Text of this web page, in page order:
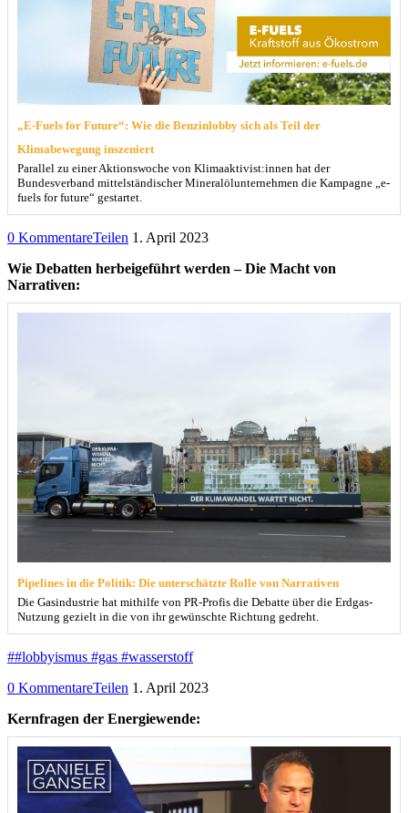
„E-Fuels for Future“: Wie die Benzinlobby sich als Teil der
Klimabewegung inszeniert
Parallel zu einer Aktionswoche von Klimaaktivist:innen hat der
Bundesverband mittelständischer Mineralölunternehmen die Kampagne „e-
fuels for future“ gestartet.
0 KommentareTeilen 1. April 2023
Wie Debatten herbeigeführt werden – Die Macht von
Narrativen:
Pipelines in die Politik: Die unterschätzte Rolle von Narrativen
Die Gasindustrie hat mithilfe von PR-Profis die Debatte über die Erdgas-
Nutzung gezielt in die von ihr gewünschte Richtung gedreht.
##lobbyismus #gas #wasserstoff
0 KommentareTeilen 1. April 2023
Kernfragen der Energiewende: